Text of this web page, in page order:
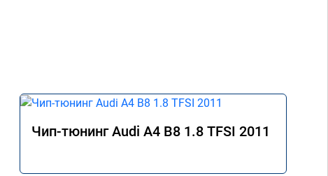
Чип-тюнинг Audi A4 B8 1.8 TFSI 2011